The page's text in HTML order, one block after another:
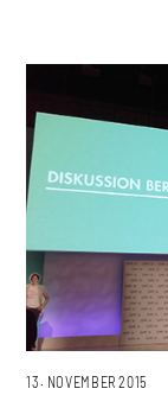
13. NOVEMBER 2015